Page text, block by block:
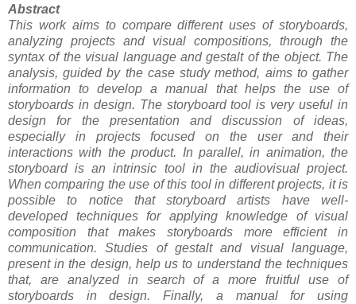
Abstract
This work aims to compare different uses of storyboards,
analyzing projects and visual compositions, through the
syntax of the visual language and gestalt of the object. The
analysis, guided by the case study method, aims to gather
information to develop a manual that helps the use of
storyboards in design. The storyboard tool is very useful in
design for the presentation and discussion of ideas,
especially in projects focused on the user and their
interactions with the product. In parallel, in animation, the
storyboard is an intrinsic tool in the audiovisual project.
When comparing the use of this tool in different projects, it is
possible to notice that storyboard artists have well-
developed techniques for applying knowledge of visual
composition that makes storyboards more efficient in
communication. Studies of gestalt and visual language,
present in the design, help us to understand the techniques
that, are analyzed in search of a more fruitful use of
storyboards in design. Finally, a manual for using